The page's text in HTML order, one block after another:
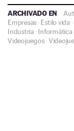
ARCHIVADO EN
Empresas ·Estilo vida·
Industria·Informática
Videojuegos·